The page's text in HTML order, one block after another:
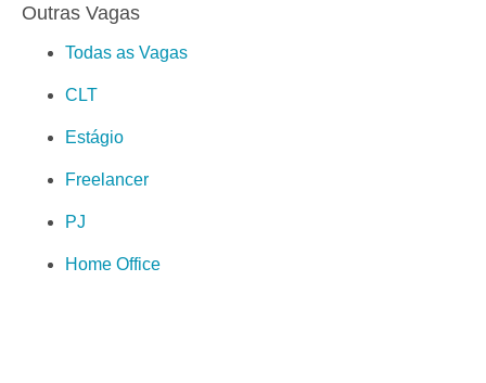
Outras Vagas
Todas as Vagas
CLT
Estágio
Freelancer
PJ
Home Office